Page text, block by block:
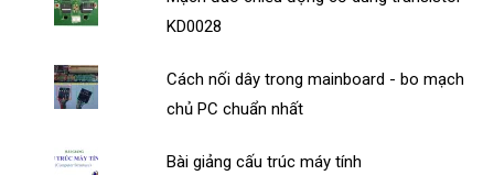
KD0028
Cách nối dây trong mainboard - bo mạch
chủ PC chuẩn nhất
Bài giảng cấu trúc máy tính